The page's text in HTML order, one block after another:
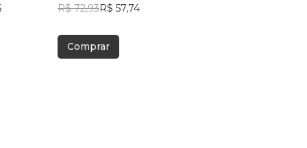
R$ 72,93R$ 57,74
Comprar